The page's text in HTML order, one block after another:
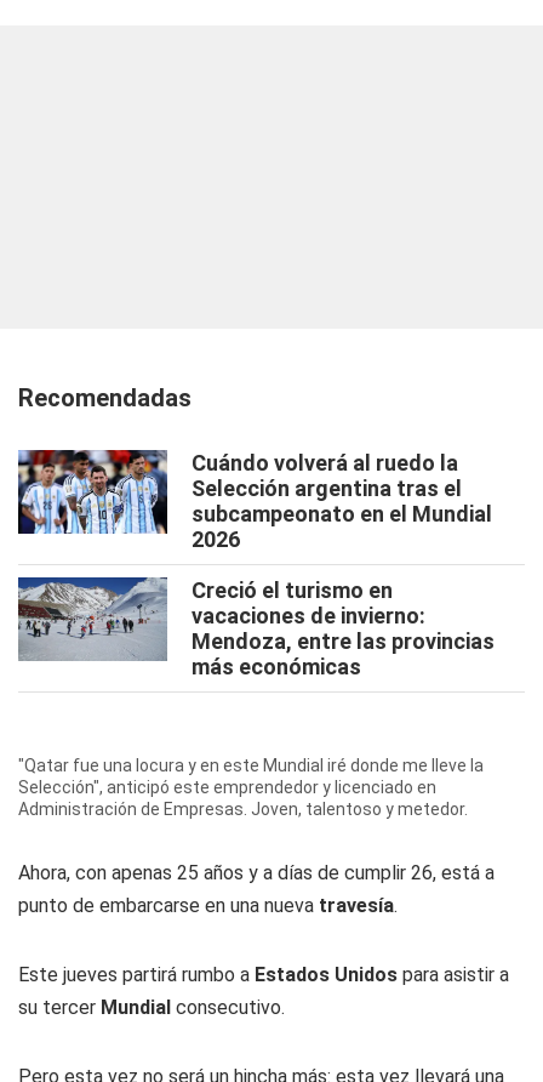
Recomendadas
Cuándo volverá al ruedo la
Selección argentina tras el
subcampeonato en el Mundial
2026
Creció el turismo en
vacaciones de invierno:
Mendoza, entre las provincias
más económicas
"Qatar fue una locura y en este Mundial iré donde me lleve la
Selección", anticipó este emprendedor y licenciado en
Administración de Empresas. Joven, talentoso y metedor.
Ahora, con apenas 25 años y a días de cumplir 26, está a
punto de embarcarse en una nueva travesía.
Este jueves partirá rumbo a Estados Unidos para asistir a
su tercer Mundial consecutivo.
Pero esta vez no será un hincha más: esta vez llevará una